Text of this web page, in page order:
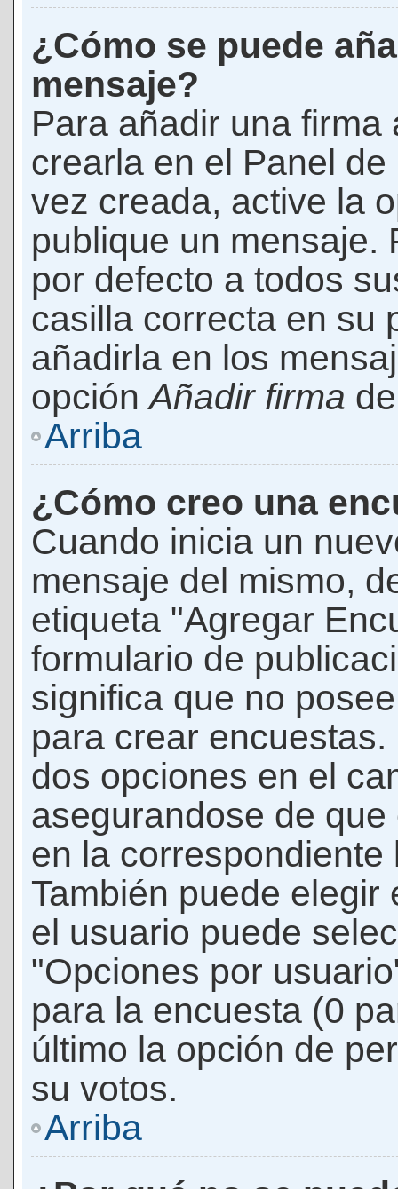
¿Cómo se puede
mensaje?
Para añadir una
crearla en el Panel
vez creada, active la
publique un mensaje.
por defecto a todos
casilla correcta en su
añadirla en los
opciónAñadir firma
Arriba
¿Cómo creo una
Cuando inicia un
mensaje del mismo,
etiqueta "Agregar
formulario de
significa que no
para crear
dos opciones en el
asegurandose de
en la
También puede
el usuario puede
"Opciones por
para la encuesta (0
último la opción de
su votos.
Arriba